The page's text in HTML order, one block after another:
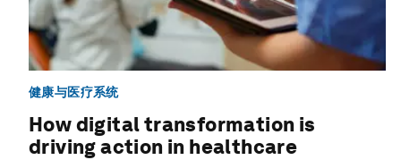
健康与医疗系统
How digital transformation is
driving action in healthcare